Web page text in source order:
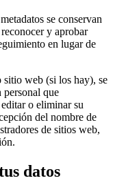
se conservan
y aprobar
en lugar de
sitio web (si los hay), se
personal que
o eliminar su
del nombre de
de sitios web,
datos